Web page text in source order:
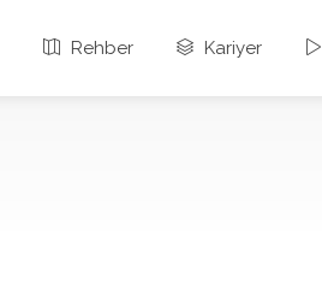
Rehber Kariyer